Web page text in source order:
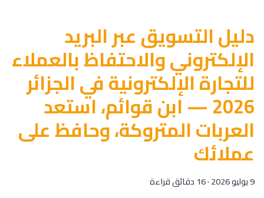
دليل التسويق عبر البريد
الإلكتروني والاحتفاظ بالعملاء
للتجارة الإلكترونية في الجزائر
2026 — ابن قوائم، استعد
العربات المتروكة، وحافظ على
عملائك
9 يوليو 2026 ·16 دقائق قراءة